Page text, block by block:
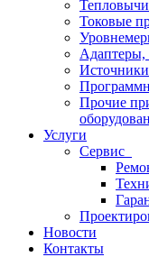
Токовые
Адаптеры,
Прочие
Услуги
Сервис
Новости
Контакты